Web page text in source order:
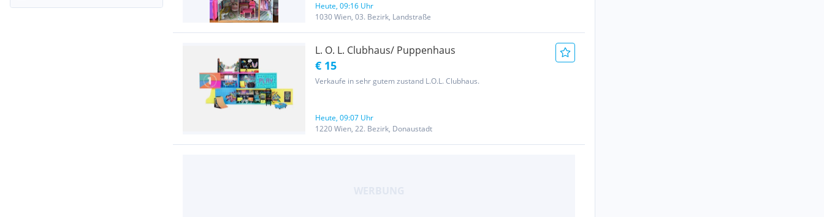
Heute, 09:16 Uhr
1030 Wien, 03. Bezirk, Landstraße
L. O. L. Clubhaus/ Puppenhaus
€ 15
Verkaufe in sehr gutem zustand L.O.L. Clubhaus.
Heute, 09:07 Uhr
1220 Wien, 22. Bezirk, Donaustadt